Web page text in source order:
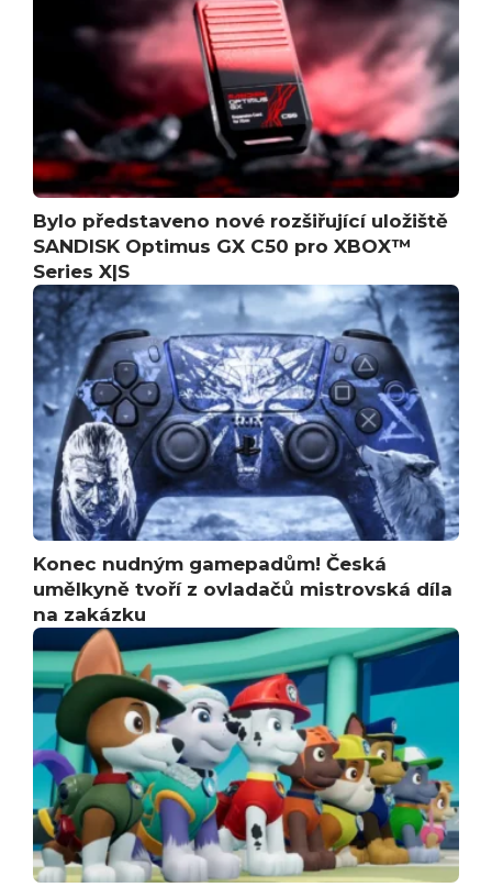
Bylo představeno nové rozšiřující uložiště
SANDISK Optimus GX C50 pro XBOX™
Series X|S
Konec nudným gamepadům! Česká
umělkyně tvoří z ovladačů mistrovská díla
na zakázku